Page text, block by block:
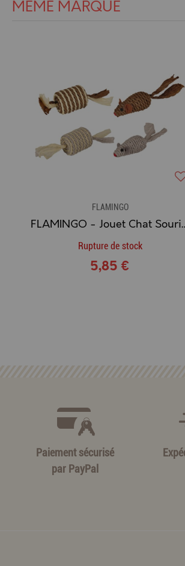
MÊME MARQUE
FLAMINGO
FLAMINGO - Jouet
Rupture de stock
5,85 €
Paiement sécurisé
par PayPal